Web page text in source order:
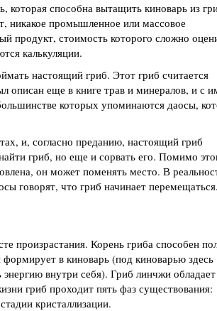
которая способна вытащить киноварь из
никакое промышленное или массовое
продукт, стоимость которого сложно
калькуляции.
настоящий гриб. Этот гриб считается
описан еще в книге трав и минералов, и с
которых упоминаются даосы,
и, согласно преданию, настоящий гриб
гриб, но еще и сорвать его. Помимо
он может поменять место. В
говорят, что гриб начинает
произрастания. Корень гриба способен
в киноварь (под киноварью здесь
внутри себя). Гриб линчжи обладает
гриб проходит пять фаз существования:
кристаллизации.